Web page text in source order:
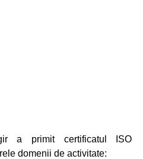
a primit certificatul ISO
domenii de activitate: